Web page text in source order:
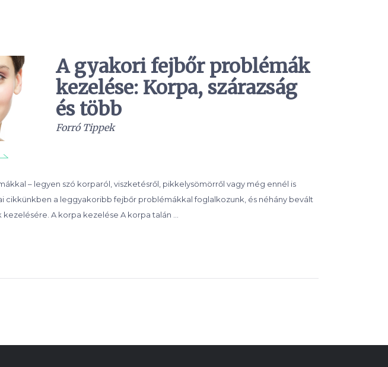
A gyakori fejbőr problémák
kezelése: Korpa, szárazság
és több
Forró Tippek
– legyen szó korparól, viszketésről, pikkelysömörről vagy még ennél is
cikkünkben a leggyakoribb fejbőr problémákkal foglalkozunk, és néhány bevált
A korpa kezelése A korpa talán …